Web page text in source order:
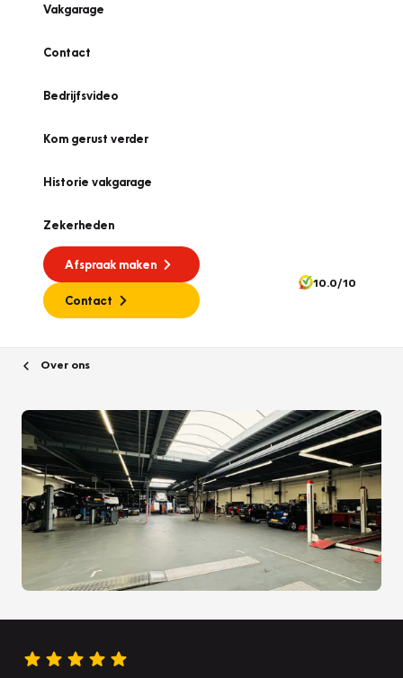
Vakgarage
Contact
Bedrijfsvideo
Kom gerust verder
Historie vakgarage
Zekerheden
Afspraak maken
Contact
10.0/10
Over ons